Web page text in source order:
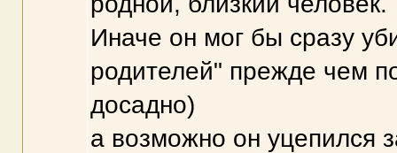
Иначе он мог бы сразу
родителей" прежде чем
досадно)
а возможно он уцепился